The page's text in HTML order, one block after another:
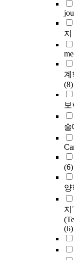
지
계
(8)
보
술
(6)
양
지
(6)